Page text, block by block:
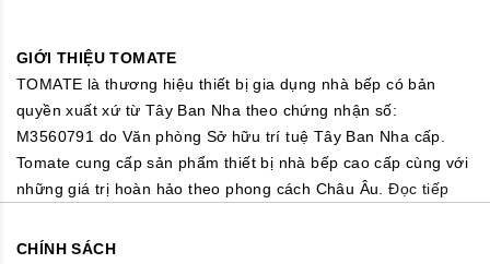
GIỚI THIỆU TOMATE
TOMATE là thương hiệu thiết bị gia dụng nhà bếp có bản
quyền xuất xứ từ Tây Ban Nha theo chứng nhận số:
M3560791 do Văn phòng Sở hữu trí tuệ Tây Ban Nha cấp.
Tomate cung cấp sản phẩm thiết bị nhà bếp cao cấp cùng với
những giá trị hoàn hảo theo phong cách Châu Âu.Đọc tiếp
CHÍNH SÁCH